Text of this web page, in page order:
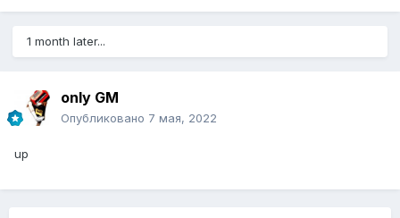
1 month later...
only GM
Опубликовано 7 мая, 2022
up